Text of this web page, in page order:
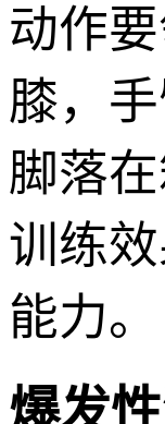
动作
膝，
脚落
训练
能力。
爆发